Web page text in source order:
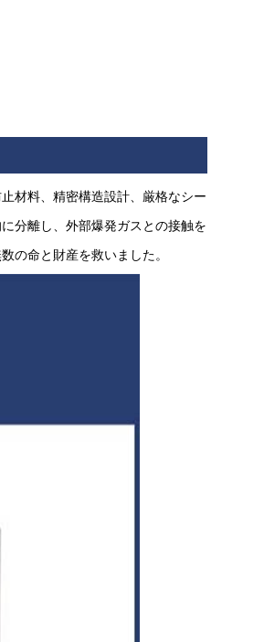
材料、精密構造設計、厳格なシー
分離し、外部爆発ガスとの接触を
の命と財産を救いました。